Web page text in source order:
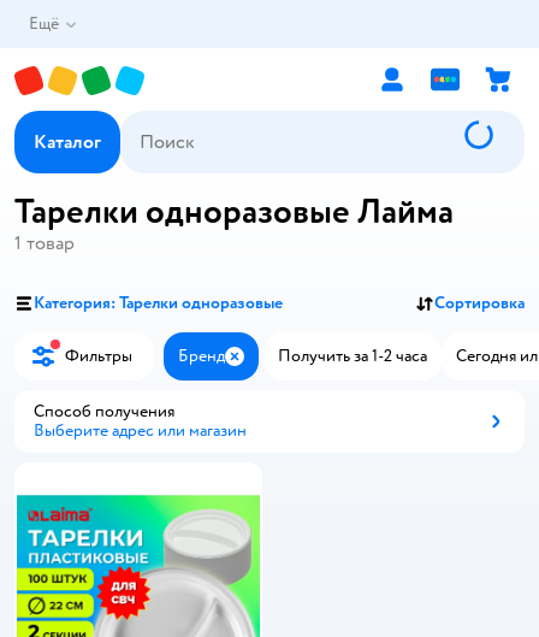
Ещё
Каталог
Тарелки одноразовые Лайма
1 товар
Категория: Тарелки одноразовые Сортировка
Фильтры Бренд ЗакрытьПолучить за 1-2 часа Сегодня
Способ получения
Выберите адрес или магазин